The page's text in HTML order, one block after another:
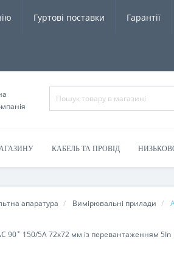
Гуртові поставки Гарантії
КАБЕЛЬ ТА ПРОВІД
апаратура Вимірювальні прилади